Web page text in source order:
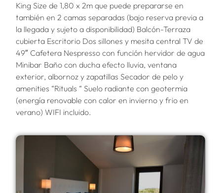
King Size de 1,80 x 2m que puede prepararse en
también en 2 camas separadas (bajo reserva previa a
la llegada y sujeto a disponibilidad) Balcón-Terraza
cubierta Escritorio Dos sillones y mesita central TV de
49″ Cafetera Nespresso con función hervidor de agua
Minibar Baño con ducha efecto lluvia, ventana
exterior, albornoz y zapatillas Secador de pelo y
amenities “Rituals “ Suelo radiante con geotermia
(energía renovable con calor en invierno y frio en
verano) WIFI incluido.